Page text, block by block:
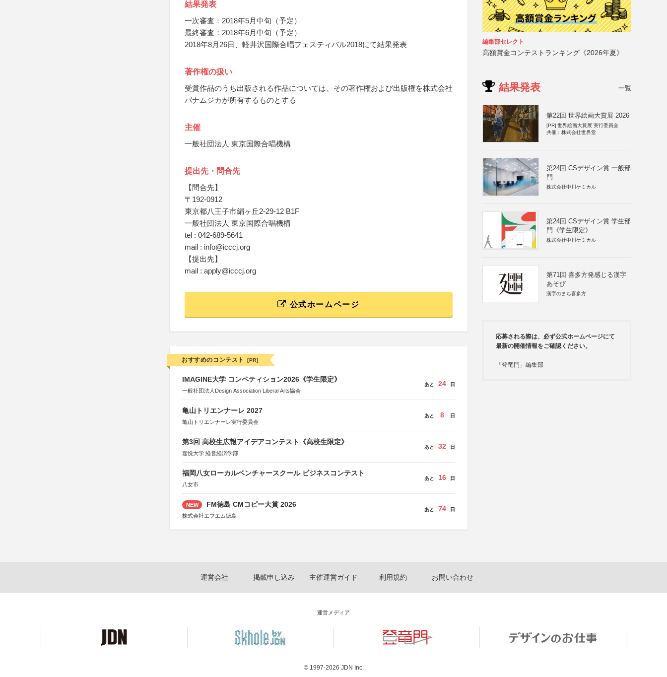
結果発表
一次審査：2018年5月中旬（予定）
最終審査：2018年6月中旬（予定）
2018年8月26日、軽井沢国際合唱フェスティバル2018にて結果発表
著作権の扱い
受賞作品のうち出版される作品については、その著作権および出版権を株式会社
パナムジカが所有するものとする
主催
一般社団法人 東京国際合唱機構
提出先・問合先
【問合先】
〒192-0912
東京都八王子市絹ヶ丘2-29-12 B1F
一般社団法人 東京国際合唱機構
tel : 042-689-5641
mail : info@icccj.org
【提出先】
mail : apply@icccj.org
公式ホームページ
おすすめのコンテスト [PR]
IMAGINE大学 コンペティション2026《学生限定》
一般社団法人Design Association Liberal Arts協会
あと 24 日
亀山トリエンナーレ 2027
亀山トリエンナーレ実行委員会
あと 8 日
第3回 高校生広報アイデアコンテスト《高校生限定》
嘉悦大学 経営経済学部
あと 32 日
福岡八女ローカルベンチャースクール ビジネスコンテスト
八女市
あと 16 日
NEW FM徳島 CMコピー大賞 2026
株式会社エフエム徳島
あと 74 日
編集部セレクト
高額賞金コンテストランキング《2026年夏》
結果発表 一覧
第22回 世界絵画大賞展 2026
[PR] 世界絵画大賞展 実行委員会
共催：株式会社世界堂
第24回 CSデザイン賞 一般部
門
株式会社中川ケミカル
第24回 CSデザイン賞 学生部
門《学生限定》
株式会社中川ケミカル
第71回 喜多方発感じる漢字
あそび
漢字のまち喜多方
応募される際は、必ず公式ホームページにて
最新の開催情報をご確認ください。
「登竜門」編集部
運営会社 掲載申し込み 主催運営ガイド 利用規約 お問い合わせ
運営メディア
© 1997-2026 JDN Inc.